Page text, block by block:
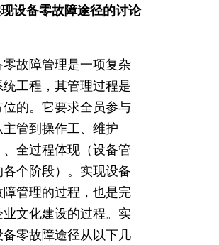
设备零故障途径的讨论
零故障管理是一项复杂
统工程，其管理过程是
位的。它要求全员参与
主管到操作工、维护
、全过程体现（设备管
各个阶段）。实现设备
障管理的过程，也是完
业文化建设的过程。实
备零故障途径从以下几